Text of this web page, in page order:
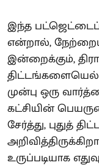
இந்த
என்றால்,
இன்றைக்கும்,
முன்பு ஒரு
கட்சியின்
சேர்த்து, புதுத்
உருப்படியாக